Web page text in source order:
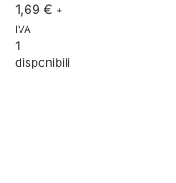
1,69 € +
IVA
1
disponibili